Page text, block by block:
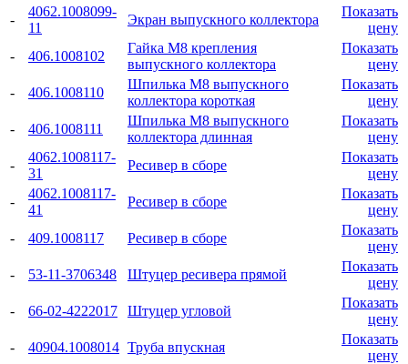
-
4062.1008099-
11
Экран выпускного коллектора
Показать
цену
-
406.1008102
Гайка М8 крепления
выпускного коллектора
Показать
цену
-
406.1008110
Шпилька М8 выпускного
коллектора короткая
Показать
цену
-
406.1008111
Шпилька М8 выпускного
коллектора длинная
Показать
цену
-
4062.1008117-
31
Ресивер в сборе
Показать
цену
-
4062.1008117-
41
Ресивер в сборе
Показать
цену
-
409.1008117 Ресивер в сборе
Показать
цену
-
53-11-3706348 Штуцер ресивера прямой
Показать
цену
-
66-02-4222017 Штуцер угловой
Показать
цену
-
40904.1008014 Труба впускная
Показать
цену